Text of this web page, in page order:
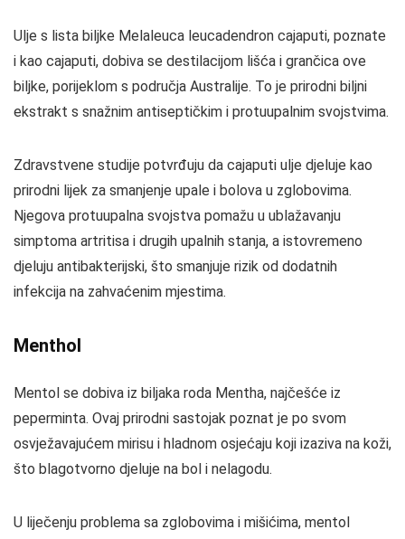
Ulje s lista biljke Melaleuca leucadendron cajaputi, poznate
i kao cajaputi, dobiva se destilacijom lišća i grančica ove
biljke, porijeklom s područja Australije. To je prirodni biljni
ekstrakt s snažnim antiseptičkim i protuupalnim svojstvima.
Zdravstvene studije potvrđuju da cajaputi ulje djeluje kao
prirodni lijek za smanjenje upale i bolova u zglobovima.
Njegova protuupalna svojstva pomažu u ublažavanju
simptoma artritisa i drugih upalnih stanja, a istovremeno
djeluju antibakterijski, što smanjuje rizik od dodatnih
infekcija na zahvaćenim mjestima.
Menthol
Mentol se dobiva iz biljaka roda Mentha, najčešće iz
peperminta. Ovaj prirodni sastojak poznat je po svom
osvježavajućem mirisu i hladnom osjećaju koji izaziva na koži,
što blagotvorno djeluje na bol i nelagodu.
U liječenju problema sa zglobovima i mišićima, mentol